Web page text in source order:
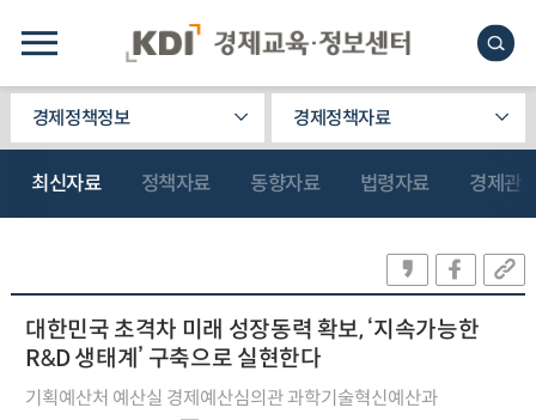
경제정책정보 경제정책자료
최신자료 정책자료 동향자료 법령자료 경제관
대한민국 초격차 미래 성장동력 확보, ‘지속가능한
R&D 생태계’ 구축으로 실현한다
기획예산처 예산실 경제예산심의관 과학기술혁신예산과